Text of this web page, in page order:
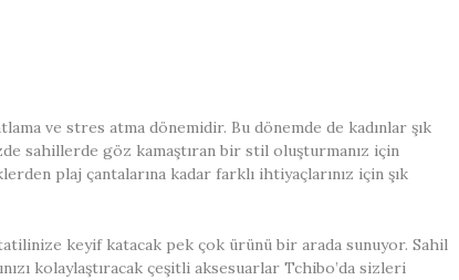
ve stres atma dönemidir. Bu dönemde de kadınlar şık
sahillerde göz kamaştıran bir stil oluşturmanız için
plaj çantalarına kadar farklı ihtiyaçlarınız için şık
keyif katacak pek çok ürünü bir arada sunuyor. Sahil
kolaylaştıracak çeşitli aksesuarlar Tchibo’da sizleri